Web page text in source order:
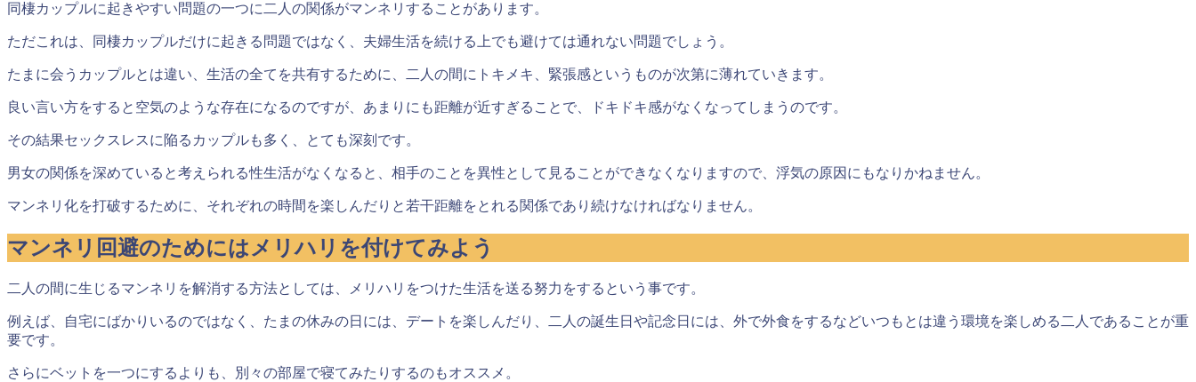
同棲カップルに起きやすい問題の一つに二人の関係がマンネリすることがあります。
ただこれは、同棲カップルだけに起きる問題ではなく、夫婦生活を続ける上でも避けては通れない問題でしょう。
たまに会うカップルとは違い、生活の全てを共有するために、二人の間にトキメキ、緊張感というものが次第に薄れていきます。
良い言い方をすると空気のような存在になるのですが、あまりにも距離が近すぎることで、ドキドキ感がなくなってしまうのです。
その結果セックスレスに陥るカップルも多く、とても深刻です。
男女の関係を深めていると考えられる性生活がなくなると、相手のことを異性として見ることができなくなりますので、浮気の原因にもなりかねません。
マンネリ化を打破するために、 それぞれの時間を楽しんだりと若干距離をとれる関係であり続けなければなりません。
マンネリ回避のためにはメリハリを付けてみよう
二人の間に生じるマンネリを解消する方法としては、メリハリをつけた生活を送る努力をするという事です。
例えば、自宅にばかりいるのではなく、たまの休みの日には、デートを楽しんだり、二人の誕生日や記念日には、外で外食をするなどいつもとは違う環境を楽しめる二人であることが重
要です。
さらにベットを一つにするよりも、別々の部屋で寝てみたりするのもオススメ。